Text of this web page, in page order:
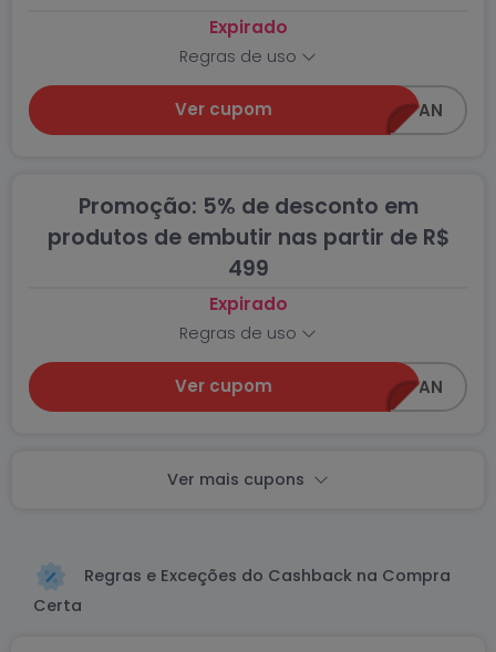
Expirado
Regras de uso
Ver cupomFOGAO75CCAWIN_AN
Promoção: 5% de desconto em
produtos de embutir nas partir de R$
499
Expirado
Regras de uso
Ver cupomEMBUTIR5CCAWIN_AN
Ver mais cupons
Regras e Exceções do Cashback na Compra
Certa